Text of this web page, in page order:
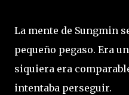
La mente de Sungmin
pequeño pegaso. Era
siquiera era
intentaba perseguir.